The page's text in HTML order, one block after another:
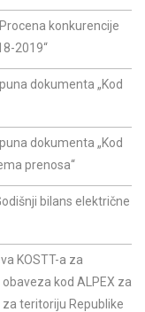
konkurencije
2019“
dokumenta „Kod
dokumenta „Kod
prenosa“
bilans električne
KOSTT-a za
kod ALPEX za
teritoriju Republike